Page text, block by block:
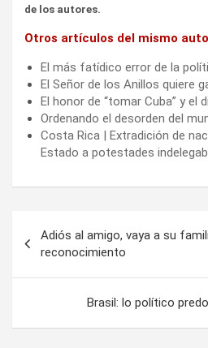
de los autores.
Otros artículos del mismo
El más fatídico error de la
El Señor de los Anillos quiere
El honor de “tomar Cuba” y el
Ordenando el desorden del
Costa Rica | Extradición de
Estado a potestades
de
entradas
Adiós al amigo, vaya a su
reconocimiento
Brasil: lo político